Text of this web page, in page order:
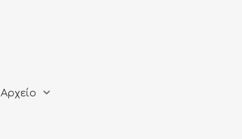
Αρχείο